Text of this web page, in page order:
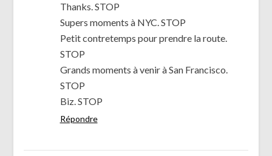
Thanks. STOP
Supers moments à NYC. STOP
Petit contretemps pour prendre la route.
STOP
Grands moments à venir à San Francisco.
STOP
Biz. STOP
Répondre